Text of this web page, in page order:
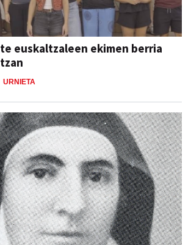
euskaltzaleen ekimen berria
URNIETA